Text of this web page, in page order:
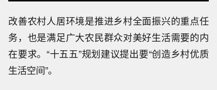
改善农村人居环境是推进乡村全面振兴的重点任
务，也是满足广大农民群众对美好生活需要的内
在要求。“十五五”规划建议提出要“创造乡村优质
生活空间”。